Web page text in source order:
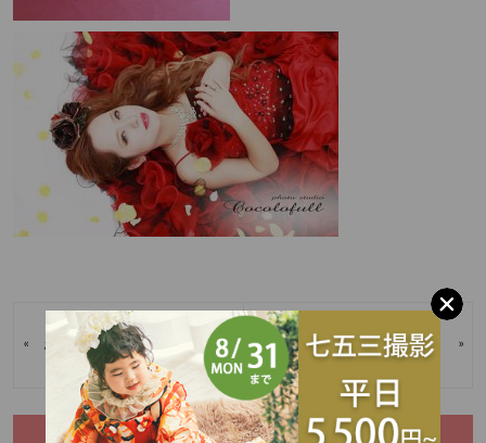
« お子様撮影全メニュー対象♡
かわいいお子様のお写真を展
示いたします♪
»
CATEGORY